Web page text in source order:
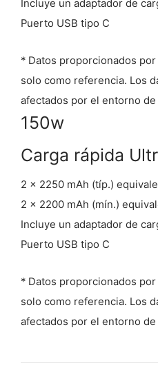
Incluye un adaptador de
Puerto USB tipo C
* Datos proporcionados
solo como referencia. Los
afectados por el entorno de
150w
Carga rápida
2 x 2250 mAh (típ.)
2 x 2200 mAh (mín.)
Incluye un adaptador de
Puerto USB tipo C
* Datos proporcionados
solo como referencia. Los
afectados por el entorno de